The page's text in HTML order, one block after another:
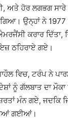
ਅਤੇ ਹੋਰ ਲਗਭਗ ਸਾਰੇ
ਉਨ੍ਹਾਂ ਨੇ 1977
ਕਰਾਰ ਦਿੱਤਾ,
ਠਹਿਰਾਏ ਗਏ।
ਵਿਚ, ਟਰੰਪ ਨੇ
ਨੂੰ ਗੱਲਬਾਤ ਦਾ
ਮੰਨ ਗਏ, ਜਦਕਿ
ਗਈਆਂ।